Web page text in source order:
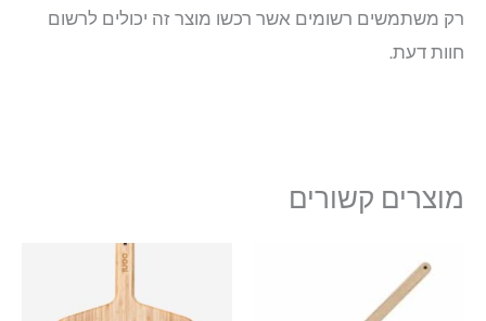
רק משתמשים רשומים אשר רכשו מוצר זה יכולים לרשום
חוות דעת.
מוצרים קשורים